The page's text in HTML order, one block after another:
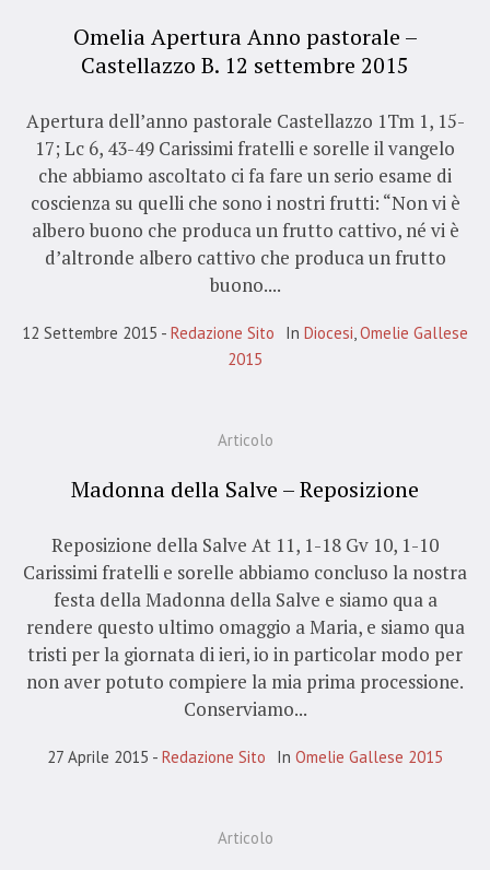
Omelia Apertura Anno pastorale –
Castellazzo B. 12 settembre 2015
Apertura dell’anno pastorale Castellazzo 1Tm 1, 15-
17; Lc 6, 43-49 Carissimi fratelli e sorelle il vangelo
che abbiamo ascoltato ci fa fare un serio esame di
coscienza su quelli che sono i nostri frutti: “Non vi è
albero buono che produca un frutto cattivo, né vi è
d’altronde albero cattivo che produca un frutto
buono....
12 Settembre 2015 Redazione Sito In Diocesi Omelie Gallese
2015
Articolo
Madonna della Salve – Reposizione
Reposizione della Salve At 11, 1-18 Gv 10, 1-10
Carissimi fratelli e sorelle abbiamo concluso la nostra
festa della Madonna della Salve e siamo qua a
rendere questo ultimo omaggio a Maria, e siamo qua
tristi per la giornata di ieri, io in particolar modo per
non aver potuto compiere la mia prima processione.
Conserviamo...
27 Aprile 2015 Redazione Sito In Omelie Gallese 2015
Articolo